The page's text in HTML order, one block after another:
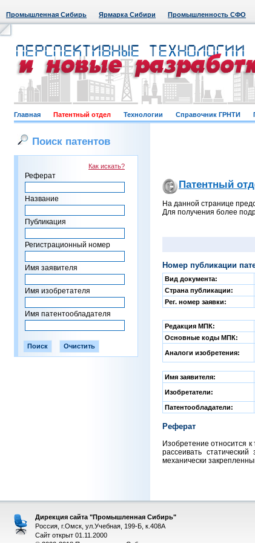
Промышленная Сибирь Ярмарка Сибири Промышленность СФО
Главная Патентный отдел Технологии Справочник ГРНТИ
Поиск патентов
Как искать?
Реферат
Название
Публикация
Регистрационный номер
Имя заявителя
Имя изобретателя
Имя патентообладателя
Патентный
На данной странице
Для получения более
Номер публикации
Вид документа:
Страна публикации:
Рег. номер заявки:
Редакция МПК:
Основные коды МПК:
Аналоги изобретения:
Имя заявителя:
Изобретатели:
Патентообладатели:
Реферат
Изобретение относится
рассеивать
механически
Дирекция сайта "Промышленная Сибирь"
Россия, г.Омск, ул.Учебная, 199-Б, к.408А
Сайт открыт 01.11.2000